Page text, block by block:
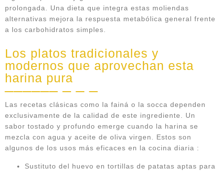
prolongada. Una dieta que integra estas moliendas
alternativas mejora la respuesta metabólica general frente
a los carbohidratos simples.
Los platos tradicionales y
modernos que aprovechan esta
harina pura
Las recetas clásicas como la fainá o la socca dependen
exclusivamente de la calidad de este ingrediente. Un
sabor tostado y profundo emerge cuando la harina se
mezcla con agua y aceite de oliva virgen. Estos son
algunos de los usos más eficaces en la cocina diaria :
Sustituto del huevo en tortillas de patatas aptas para